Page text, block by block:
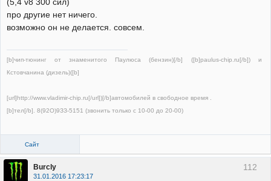
(5,4 v8 300 сил)
про другие нет ничего.
возможно он не делается. совсем.
[b]чип-тюнинг от знаменитого Паулюса (бензин)[/b] ([b]paulus-chip.ru[/b]) и
Кстовчанина (дизель)([b]
[url]http://www.vladimir-chip.ru[/url])[/b]автомобилей в свободное время .
[b]тел[/b]. 8(92О)9ЗЗ-5151 (звонить только с 10-00 до 20-00)
Сайт
112
Burcly
31.01.2016 17:23:17